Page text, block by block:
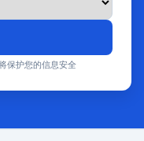
保护您的信息安全